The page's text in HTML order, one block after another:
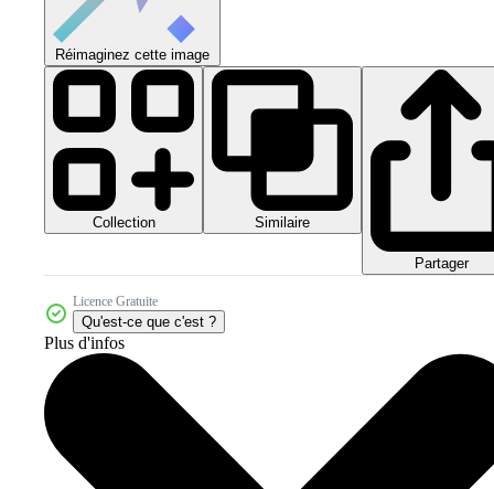
Réimaginez cette image
Collection Similaire
Partager
Licence Gratuite
Qu'est-ce que c'est ?
Plus d'infos